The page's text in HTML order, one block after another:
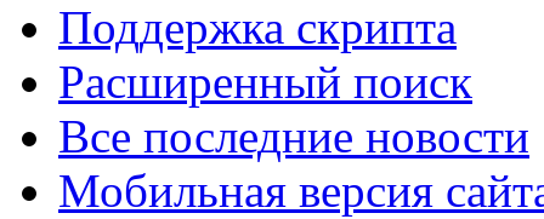
Поддержка скрипта
Расширенный поиск
Все последние новости
Мобильная версия